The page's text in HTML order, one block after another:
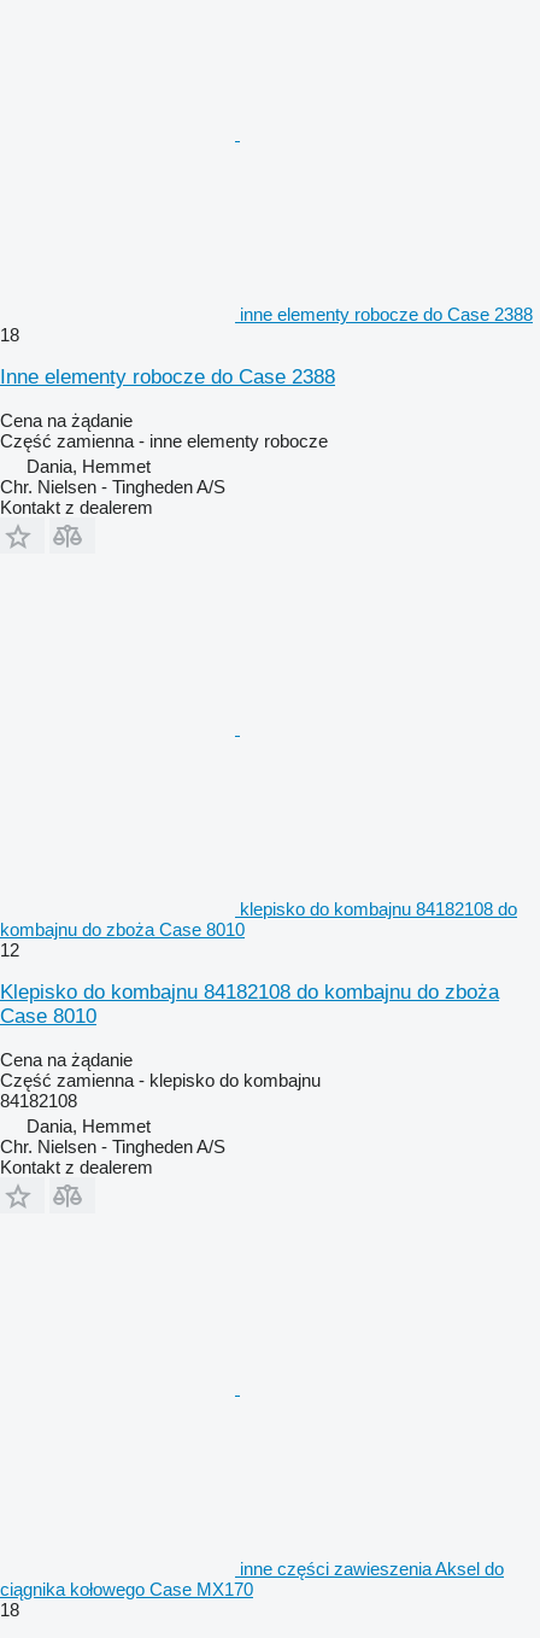
inne elementy robocze do Case 2388
18
Inne elementy robocze do Case 2388
Cena na żądanie
Część zamienna - inne elementy robocze
Dania, Hemmet
Chr. Nielsen - Tingheden A/S
Kontakt z dealerem
klepisko do kombajnu 84182108 do
kombajnu do zboża Case 8010
12
Klepisko do kombajnu 84182108 do kombajnu do zboża
Case 8010
Cena na żądanie
Część zamienna - klepisko do kombajnu
84182108
Dania, Hemmet
Chr. Nielsen - Tingheden A/S
Kontakt z dealerem
inne części zawieszenia Aksel do
ciągnika kołowego Case MX170
18